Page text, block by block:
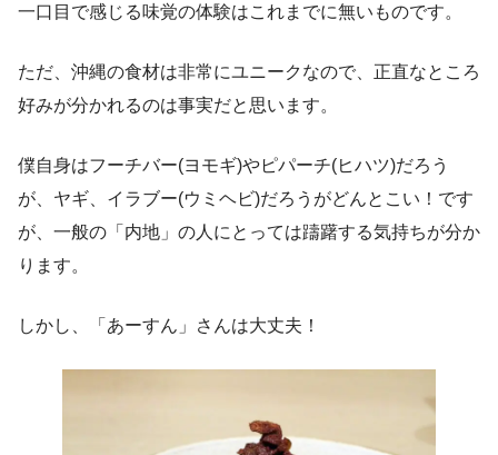
一口目で感じる味覚の体験はこれまでに無いものです。
ただ、沖縄の食材は非常にユニークなので、正直なところ
好みが分かれるのは事実だと思います。
僕自身はフーチバー(ヨモギ)やピパーチ(ヒハツ)だろう
が、ヤギ、イラブー(ウミヘビ)だろうがどんとこい！です
が、一般の「内地」の人にとっては躊躇する気持ちが分か
ります。
しかし、「あーすん」さんは大丈夫！